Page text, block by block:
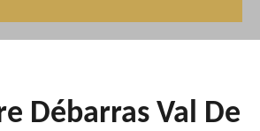
Débarras Val De